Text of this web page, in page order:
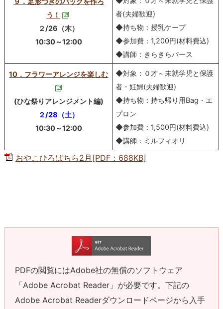
う！
２/26（木）
10:30～12:00
者(夫婦歓迎)
◆持ち物：授乳ケープ
◆参加費：1,200円(材料費込)
◆講師：きらきらバース
10．フラワーアレンジを楽しむ
(ひな祭りアレンジメント編)
２/28（土）
10:30～12:00
◆対象：０才～未就学児と保護
者・妊婦(夫婦歓迎)
◆持ち物：持ち帰り用Bag・エ
プロン
◆参加費：1,500円(材料費込)
◆講師：ミルフィオリ
おやこひろばちら2月[PDF：688KB]
PDFの閲覧にはAdobe社の無償のソフトウェア
「Adobe Acrobat Reader」が必要です。下記の
Adobe Acrobat Readerダウンロードページから入手